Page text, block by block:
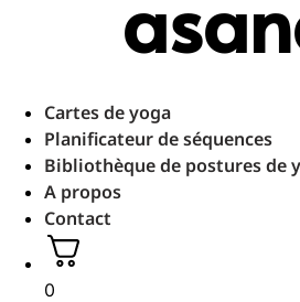
Cartes de yoga
Planificateur de séquences
Bibliothèque de postures de
A propos
Contact
0